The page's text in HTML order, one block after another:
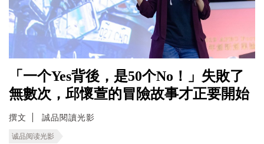
「一个Yes背後，是50个No！」失敗了
無數次，邱懷萱的冒險故事才正要開始
撰文 誠品閱讀光影
诚品阅读光影